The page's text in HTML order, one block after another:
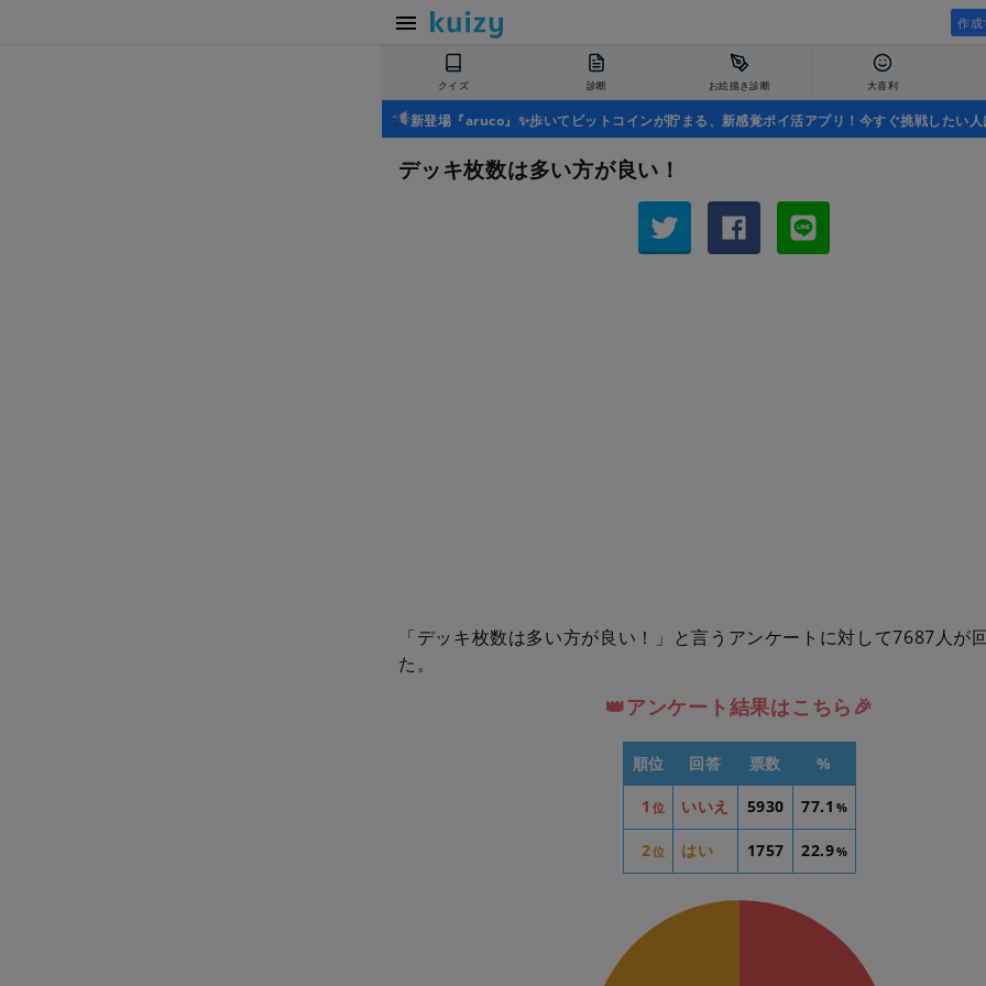
作成
クイズ 診断 お絵描き診断 大喜利
新登場『aruco』✨歩いてビットコインが貯まる、新感覚ポイ活アプリ！今すぐ挑戦したい人
デッキ枚数は多い方が良い！
「デッキ枚数は多い方が良い！」と言うアンケートに対して7687人が
た。
👑アンケート結果はこちら🎉
順位 回答 票数 %
1 位 いいえ 5930 77.1 %
2位 はい 1757 22.9%